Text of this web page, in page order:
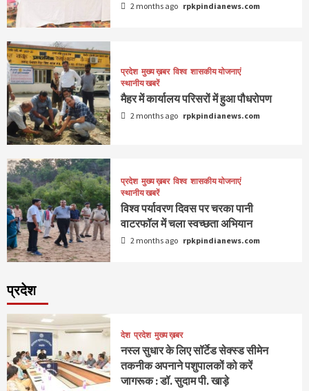
2 months ago rpkpindianews.com
प्रदेश मुख्य ख़बर विश्व शासकीय योजनाएं
स्थानीय खबरें
मैहर में कार्यालय परिसरों में हुआ पौधरोपण
2 months ago rpkpindianews.com
प्रदेश मुख्य ख़बर विश्व शासकीय योजनाएं
स्थानीय खबरें
विश्व पर्यावरण दिवस पर चरका पानी
वाटरफॉल में चला स्वच्छता अभियान
2 months ago rpkpindianews.com
प्रदेश
देश प्रदेश मुख्य ख़बर
नस्ल सुधार के लिए सॉर्टेड सेक्स्ड सीमेन
तकनीक अपनाने पशुपालकों को करें
जागरूक : डॉ. सुदाम पी. खाड़े